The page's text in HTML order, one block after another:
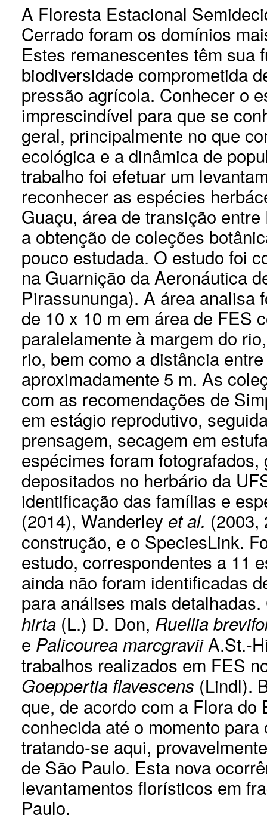
A Floresta Estacional
Cerrado foram os domínios
Estes remanescentes têm sua
biodiversidade comprometida
pressão agrícola. Conhecer o
imprescindível para que se
geral, principalmente no que
ecológica e a dinâmica de
trabalho foi efetuar um
reconhecer as espécies
Guaçu, área de transição
a obtenção de coleções
pouco estudada. O estudo foi
na Guarnição da Aeronáutica
Pirassununga). A área analisa
de 10 x 10 m em área de FES
paralelamente à margem do
rio, bem como a distância
aproximadamente 5 m. As
com as recomendações de
em estágio reprodutivo,
prensagem, secagem em
espécimes foram
depositados no herbário da
identificação das famílias e
(2014), Wanderley et al. (2003,
construção, e o SpeciesLink.
estudo, correspondentes a 11
ainda não foram identificadas
para análises mais
hirta(L.) D. Don, Ruellia
e Palicourea marcgraviiA.St.-
trabalhos realizados em FES
Goeppertia flavescens (Lindl).
que, de acordo com a Flora
conhecida até o momento
tratando-se aqui,
de São Paulo. Esta nova
levantamentos florísticos em
Paulo.